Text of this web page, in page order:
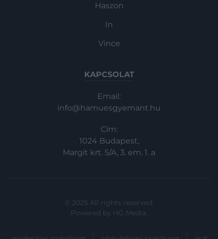
Haszon
In
Vince
KAPCSOLAT
Email:
info@hamuesgyemant.hu
Cím:
1024 Budapest,
Margit krt. 5/A, 3. em. 1. a
© 2025 All rights reserved.
Powered by HG Media.